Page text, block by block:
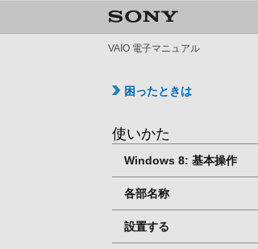
VAIO 電子マニュアル
困ったときは
使いかた
Windows 8: 基本操作
各部名称
設置する